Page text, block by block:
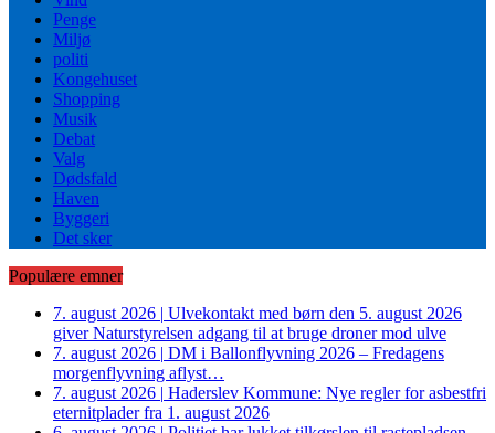
Penge
Miljø
politi
Kongehuset
Shopping
Musik
Debat
Valg
Dødsfald
Haven
Byggeri
Det sker
Populære emner
7. august 2026 | Ulvekontakt med børn den 5. august 2026
giver Naturstyrelsen adgang til at bruge droner mod ulve
7. august 2026 | DM i Ballonflyvning 2026 – Fredagens
morgenflyvning aflyst…
7. august 2026 | Haderslev Kommune: Nye regler for asbestfri
eternitplader fra 1. august 2026